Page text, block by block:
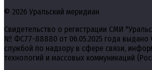
© 2026 Уральский меридиан
Свидетельство о регистрации СМИ
№ ФС77-88880 от 06.05.2025 года выдано
службой по надзору в сфере связи,
технологий и массовых коммуникаций